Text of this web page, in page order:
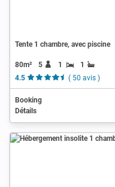
Tente 1 chambre, avec piscine
80m² 5 1
1
4.5
( 50 avis )
Booking
Détails